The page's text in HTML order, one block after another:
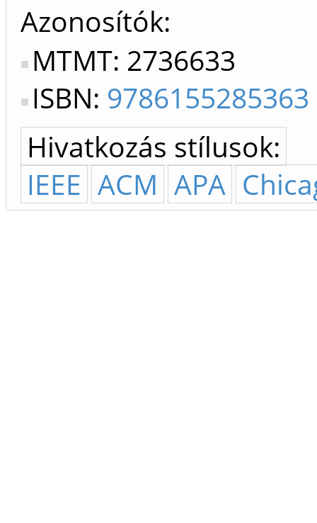
Azonosítók
MTMT: 2736633
ISBN: 9786155285363
Hivatkozás stílusok:
IEEE ACM APA